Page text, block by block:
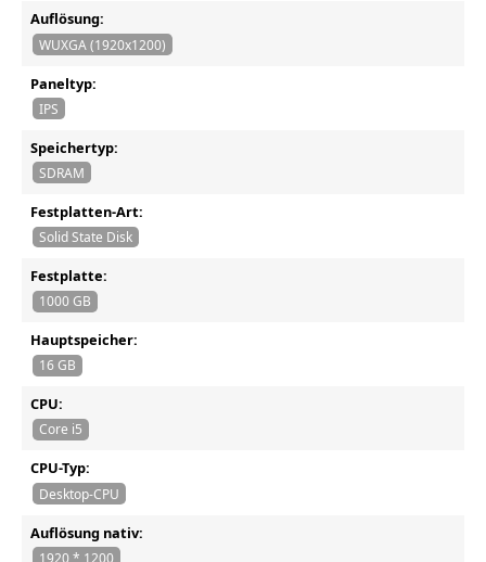
Auflösung:
WUXGA (1920x1200)
Paneltyp:
IPS
Speichertyp:
SDRAM
Festplatten-Art:
Solid State Disk
Festplatte:
1000 GB
Hauptspeicher:
16 GB
CPU:
Core i5
CPU-Typ:
Desktop-CPU
Auflösung nativ:
1920 * 1200